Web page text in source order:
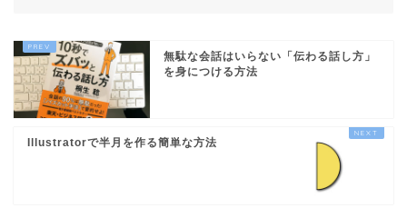
無駄な会話はいらない「伝わる話し方」
を身につける方法
Illustratorで半月を作る簡単な方法